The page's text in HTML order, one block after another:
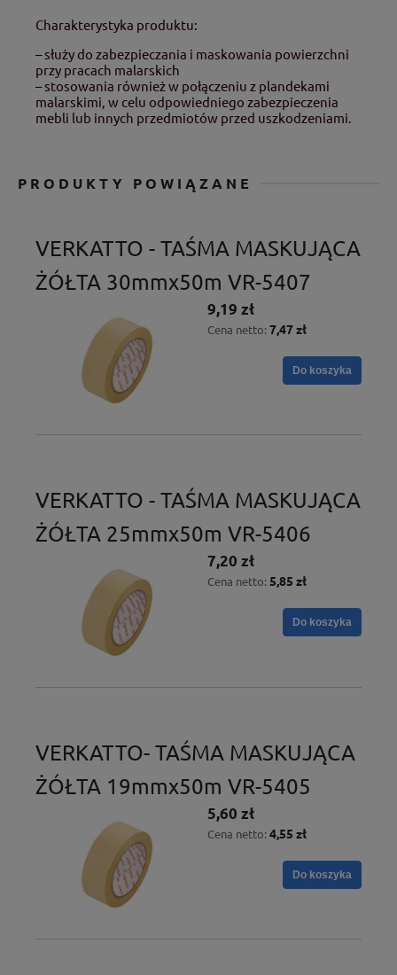
Charakterystyka produktu:
– służy do zabezpieczania i maskowania powierzchni
przy pracach malarskich
– stosowania również w połączeniu z plandekami
malarskimi, w celu odpowiedniego zabezpieczenia
mebli lub innych przedmiotów przed uszkodzeniami.
PRODUKTY POWIĄZANE
VERKATTO - TAŚMA MASKUJĄCA
ŻÓŁTA 30mmx50m VR-5407
9,19 zł
Cena netto: 7,47 zł
Do koszyka
VERKATTO - TAŚMA MASKUJĄCA
ŻÓŁTA 25mmx50m VR-5406
7,20 zł
Cena netto: 5,85 zł
Do koszyka
VERKATTO- TAŚMA MASKUJĄCA
ŻÓŁTA 19mmx50m VR-5405
5,60 zł
Cena netto: 4,55 zł
Do koszyka